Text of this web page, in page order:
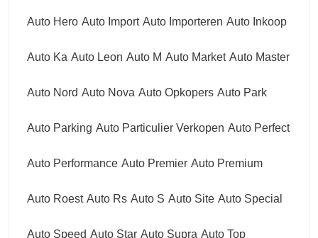
Auto Hero Auto Import Auto Importeren Auto Inkoop
Auto Ka Auto Leon Auto M Auto Market Auto Master
Auto Nord Auto Nova Auto Opkopers Auto Park
Auto Parking Auto Particulier Verkopen Auto Perfect
Auto Performance Auto Premier Auto Premium
Auto Roest Auto Rs Auto S Auto Site Auto Special
Auto Speed Auto Star Auto Supra Auto Top